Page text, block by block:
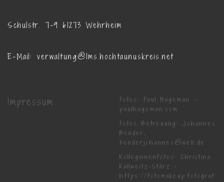
Schulstr. 7-9 61273 Wehrheim
E-Mail: verwaltung@lms.hochtaunuskreis.net
Impressum
Fotos: Paul Hageman -
paulhageman.com
Fotos Betreuung: Johannes
Bender,
benderjohannes@web.de
Kolleginnenfotos: Christina
Kallweitz-Stärz -
https://fotomakeup.fotograf